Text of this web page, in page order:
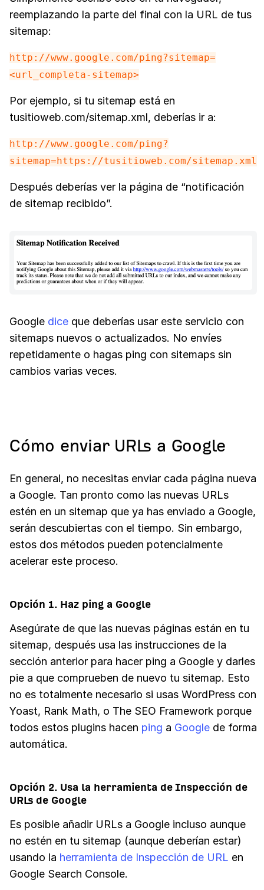
reemplazando la parte del final con la URL de tus
sitemap:
http://www.google.com/ping?sitemap=
<url_completa-sitemap>
Por ejemplo, si tu sitemap está en
tusitioweb.com/sitemap.xml, deberías ir a:
http://www.google.com/ping?
sitemap=https://tusitioweb.com/sitemap.xml
Después deberías ver la página de “notificación
de sitemap recibido”.
Google dice que deberías usar este servicio con
sitemaps nuevos o actualizados. No envíes
repetidamente o hagas ping con sitemaps sin
cambios varias veces.
Cómo enviar URLs a Google
En general, no necesitas enviar cada página nueva
a Google. Tan pronto como las nuevas URLs
estén en un sitemap que ya has enviado a Google,
serán descubiertas con el tiempo. Sin embargo,
estos dos métodos pueden potencialmente
acelerar este proceso.
Opción 1. Haz ping a Google
Asegúrate de que las nuevas páginas están en tu
sitemap, después usa las instrucciones de la
sección anterior para hacer ping a Google y darles
pie a que comprueben de nuevo tu sitemap. Esto
no es totalmente necesario si usas WordPress con
Yoast, Rank Math, o The SEO Framework porque
todos estos plugins hacen ping a Google de forma
automática.
Opción 2. Usa la herramienta de Inspección de
URLs de Google
Es posible añadir URLs a Google incluso aunque
no estén en tu sitemap (aunque deberían estar)
usando la herramienta de Inspección de URL en
Google Search Console.